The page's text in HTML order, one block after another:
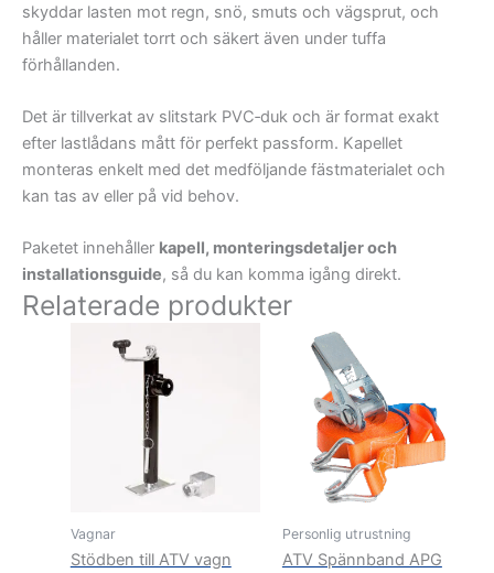
skyddar lasten mot regn, snö, smuts och vägsprut, och
håller materialet torrt och säkert även under tuffa
förhållanden.
Det är tillverkat av slitstark PVC‑duk och är format exakt
efter lastlådans mått för perfekt passform. Kapellet
monteras enkelt med det medföljande fästmaterialet och
kan tas av eller på vid behov.
Paketet innehåller kapell, monteringsdetaljer och
installationsguide, så du kan komma igång direkt.
Relaterade produkter
Vagnar
Stödben till ATV vagn
Personlig utrustning
ATV Spännband APG